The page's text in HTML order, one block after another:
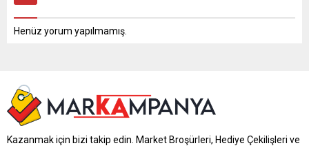
Henüz yorum yapılmamış.
Kazanmak için bizi takip edin. Market Broşürleri, Hediye Çekilişleri ve